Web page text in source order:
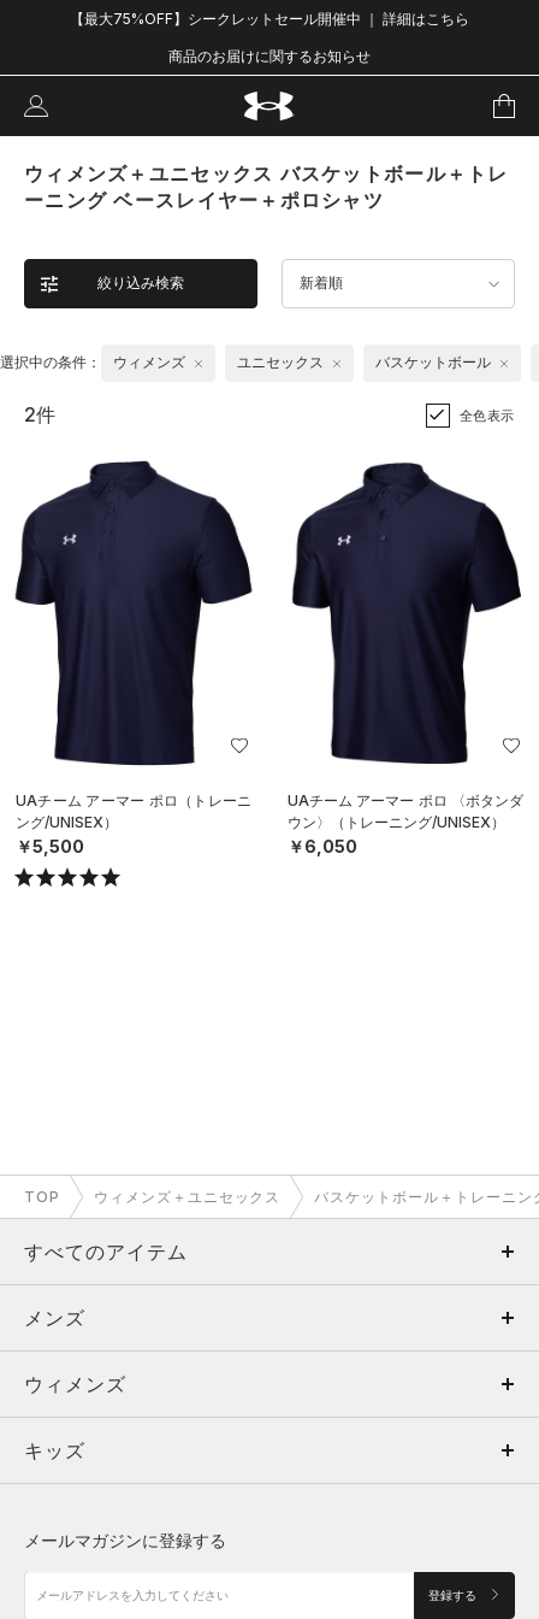
【最大75%OFF】シークレットセール開催中 ｜ 詳細はこちら
商品のお届けに関するお知らせ
ウィメンズ＋ユニセックス バスケットボール＋トレ
ーニング ベースレイヤー＋ポロシャツ
絞り込み検索 新着順
選択中の条件： ウィメンズ ユニセックス バスケットボール
2件 全色表示
UAチーム アーマー ポロ（トレーニ
ング/UNISEX）
￥5,500
UAチーム アーマー ポロ 〈ボタンダ
ウン〉（トレーニング/UNISEX）
￥6,050
TOP ウィメンズ＋ユニセックス バスケットボール＋トレーニン
すべてのアイテム
メンズ
ウィメンズ
キッズ
アクセサリー
メンズ
トップス
ボトムス
アクセサリー
ウィメンズ
トップス
シューズ
キッズ
メールマガジンに登録する
登録する